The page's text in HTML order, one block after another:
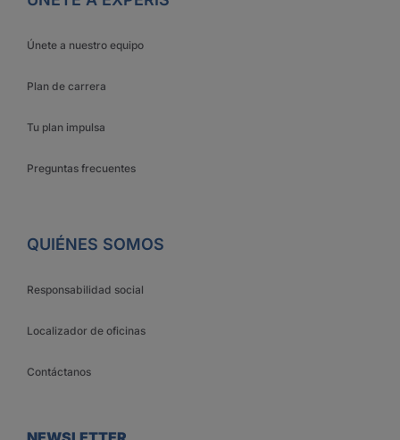
Únete a nuestro equipo
Plan de carrera
Tu plan impulsa
Preguntas frecuentes
QUIÉNES SOMOS
Responsabilidad social
Localizador de oficinas
Contáctanos